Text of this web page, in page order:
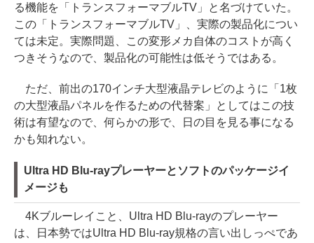
る機能を「トランスフォーマブルTV」と名づけていた。
この「トランスフォーマブルTV」、実際の製品化につい
ては未定。実際問題、この変形メカ自体のコストが高く
つきそうなので、製品化の可能性は低そうではある。
ただ、前出の170インチ大型液晶テレビのように「1枚
の大型液晶パネルを作るための代替案」としてはこの技
術は有望なので、何らかの形で、日の目を見る事になる
かも知れない。
Ultra HD Blu-rayプレーヤーとソフトのパッケージイ
メージも
4Kブルーレイこと、Ultra HD Blu-rayのプレーヤー
は、日本勢ではUltra HD Blu-ray規格の言い出しっぺであ